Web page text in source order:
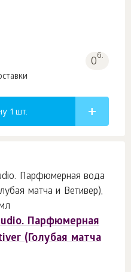
0б.
1 шт.
Парфюмерная
(Голубая матча